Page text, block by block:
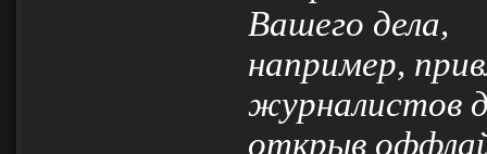
Вашего дела,
например,
журналистов
открыв